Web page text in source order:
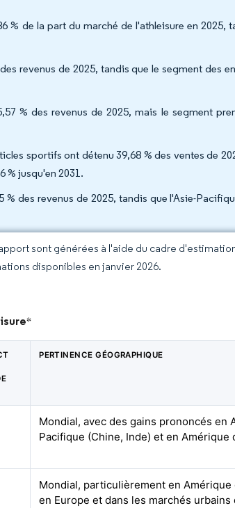
de la part du marché de l'athleisure en 2025,
revenus de 2025, tandis que le segment des
% des revenus de 2025, mais le segment
sportifs ont détenu 39,68 % des ventes de
% jusqu'en 2031.
des revenus de 2025, tandis que l'Asie-
sont générées à l'aide du cadre
disponibles en janvier 2026.
*
PERTINENCE GÉOGRAPHIQUE
Mondial, avec des gains prononcés en
Pacifique (Chine, Inde) et en Amérique
Mondial, particulièrement en Amérique
en Europe et dans les marchés urbains